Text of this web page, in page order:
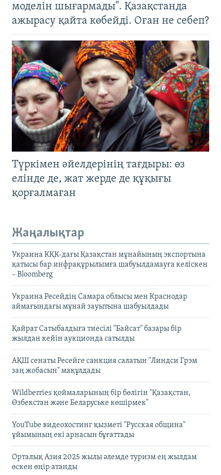
моделін шығармады". Қазақстанда
ажырасу қайта көбейді. Оған не себеп?
Түркімен әйелдерінің тағдыры: өз
елінде де, жат жерде де құқығы
қорғалмаған
Жаңалықтар
Украина КҚК-дағы Қазақстан мұнайының экспортына
қатысы бар инфрақұрылымға шабуылдамауға келіскен
– Bloomberg
Украина Ресейдің Самара облысы мен Краснодар
аймағындағы мұнай зауытына шабуылдады
Қайрат Сатыбалдыға тиесілі "Байсат" базары бір
жылдан кейін аукционда сатылды
АҚШ сенаты Ресейге санкция салатын "Линдси Грэм
заң жобасын" мақұлдады
Wildberries қоймаларының бір бөлігін "Қазақстан,
Өзбекстан және Беларуське көшірмек"
YouTube видеохостинг қызметі "Русская община"
ұйымының екі арнасын бұғаттады
Орталық Азия 2025 жылы әлемде туризм ең жылдам
өскен өңір атанды